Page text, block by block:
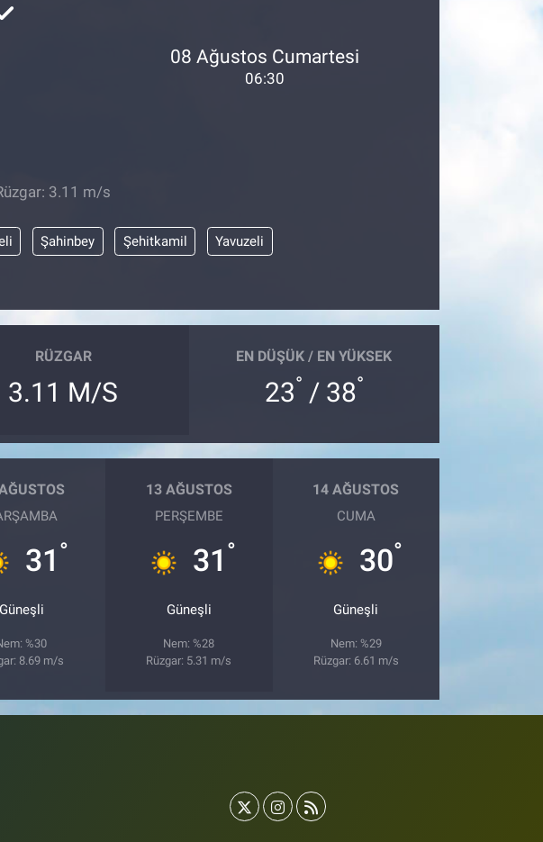
08 Ağustos Cumartesi
06:30
3.11 m/s
Şahinbey Şehitkamil Yavuzeli
RÜZGAR
3.11 M/S
EN DÜŞÜK / EN YÜKSEK
23° / 38°
31 °
Güneşli
%30
8.69 m/s
13 AĞUSTOS
PERŞEMBE
31 °
Güneşli
Nem: %28
Rüzgar: 5.31 m/s
14 AĞUSTOS
CUMA
30°
Güneşli
Nem: %29
Rüzgar: 6.61 m/s